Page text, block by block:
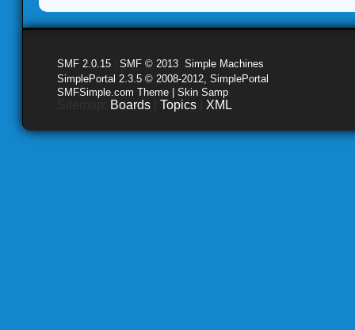
SMF 2.0.15 SMF © 2013 Simple Machines
SimplePortal 2.3.5 © 2008-2012, SimplePortal
SMFSimple.com Theme | Skin Samp
Boards Topics XML